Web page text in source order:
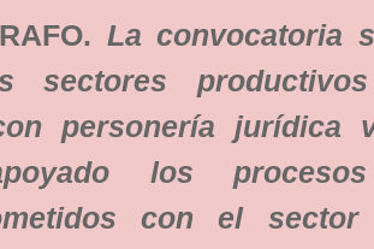
La convocatoria
sectores
personería jurídica
los procesos
con el